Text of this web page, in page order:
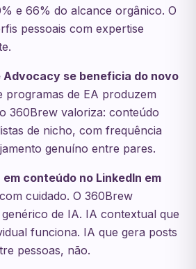
e 66% do alcance orgânico. O
pessoais com expertise
Advocacy se beneficia do novo
programas de EA produzem
360Brew valoriza: conteúdo
de nicho, com frequência
genuíno entre pares.
conteúdo no LinkedIn em
cuidado. O 360Brew
de IA. IA contextual que
funciona. IA que gera posts
pessoas, não.